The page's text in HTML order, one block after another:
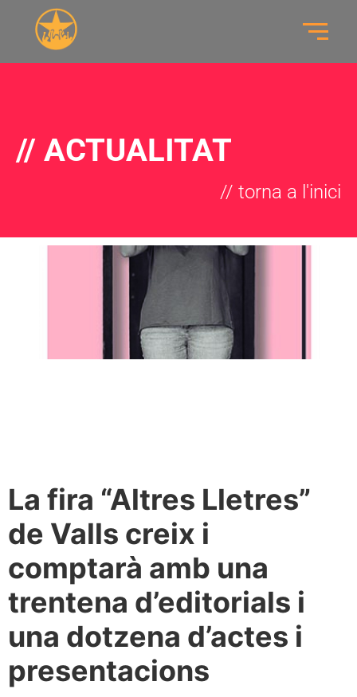
// ACTUALITAT
// torna a l'inici
La fira “Altres Lletres”
de Valls creix i
comptarà amb una
trentena d’editorials i
una dotzena d’actes i
presentacions